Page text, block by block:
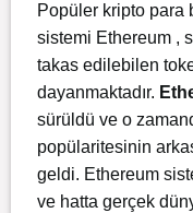
Popüler kripto para
sistemi Ethereum ,
takas edilebilen
dayanmaktadır.
sürüldü ve o
popülaritesinin
geldi. Ethereum
ve hatta gerçek